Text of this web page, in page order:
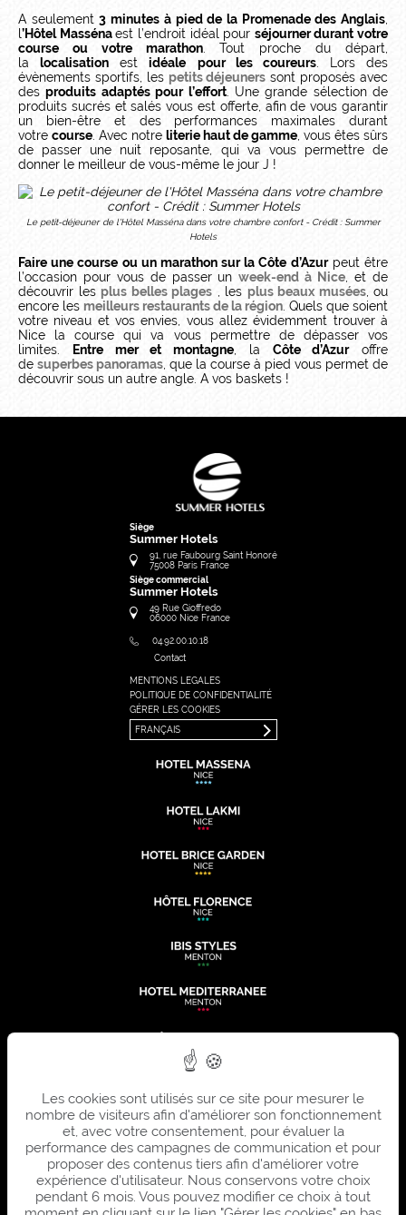
A seulement3 minutes à pied de la Promenade des Anglais
l’Hôtel Massénaest l’endroit idéal pour séjourner durant votre
course ou votre marathon. Tout proche du départ,
la
localisation estidéale pour les coureurs. Lors des
évènements sportifs, les petits déjeuners sont proposés avec
desproduits adaptés pour l’effort. Une grande sélection de
produits sucrés et salés vous est offerte, afin de vous garantir
un bien-être et des performances maximales durant
votre course . Avec notre literie haut de gamme , vous êtes sûrs
de passer une nuit reposante, qui va vous permettre de
donner le meilleur de vous-même le jour J !
Le petit-déjeuner de l'Hôtel Masséna dans votre chambre confort - Crédit : Summer
Hotels
Faire une course ou un marathon sur la Côte d’Azurpeut être
l’occasion pour vous de passer unweek-end à Nice , et de
découvrir les plus belles plages , les plus beaux musées, ou
encore les meilleurs restaurants de la région . Quels que soient
votre niveau et vos envies, vous allez évidemment trouver à
Nice la course qui va vous permettre de dépasser vos
limites.
Entre mer et montagne , la Côte d’Azuroffre
de superbes panoramas , que la course à pied vous permet de
découvrir sous un autre angle. A vos baskets !
Siège
Summer Hotels
91, rue Faubourg Saint Honoré
75008 Paris France
Siège commercial
Summer Hotels
49 Rue Gioffredo
06000 Nice France
04.92.00.10.18
Contact
MENTIONS LEGALES
POLITIQUE DE CONFIDENTIALITÉ
GÉRER LES COOKIES
FRANÇAIS
FRANÇAIS
ENGLISH
Les cookies sont utilisés sur ce site pour mesurer le
nombre de visiteurs afin d'améliorer son fonctionnement
et, avec votre consentement, pour évaluer la
performance des campagnes de communication et pour
proposer des contenus tiers afin d'améliorer votre
expérience d'utilisateur. Nous conservons votre choix
pendant 6 mois. Vous pouvez modifier ce choix à tout